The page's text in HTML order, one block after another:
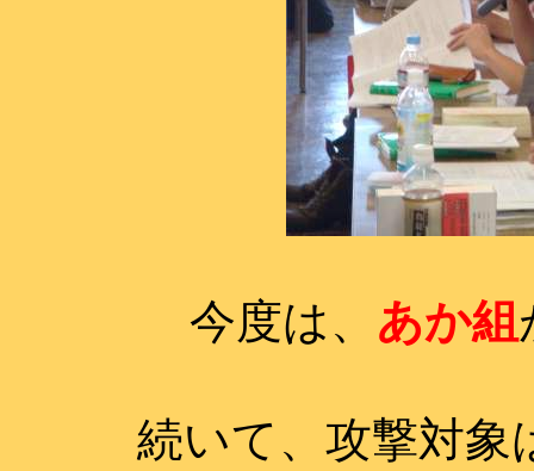
今度は、 あか組
続いて、攻撃対象